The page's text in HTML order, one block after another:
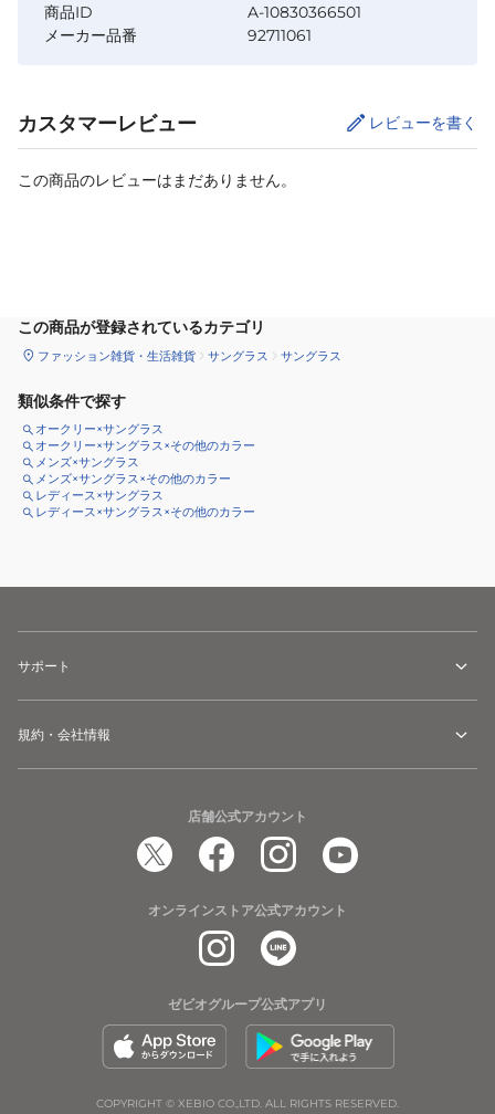
商品ID
A-10830366501
メーカー品番
92711061
カスタマーレビュー レビューを書く
この商品のレビューはまだありません。
この商品が登録されているカテゴリ
ファッション雑貨・生活雑貨 サングラス サングラス
類似条件で探す
オークリー×サングラス
オークリー×サングラス×その他のカラー
メンズ×サングラス
メンズ×サングラス×その他のカラー
レディース×サングラス
レディース×サングラス×その他のカラー
サポート
規約・会社情報
店舗公式アカウント
オンラインストア公式アカウント
ゼビオグループ公式アプリ
COPYRIGHT © XEBIO CO.,LTD. ALL RIGHTS RESERVED.